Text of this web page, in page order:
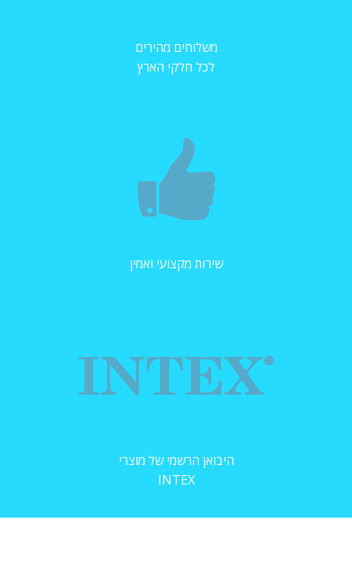
משלוחים מהירים
לכל חלקי הארץ
שירות מקצועי ואמין
היבואן הרשמי של מוצרי
INTEX